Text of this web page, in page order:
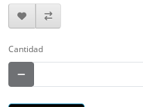
Cantidad